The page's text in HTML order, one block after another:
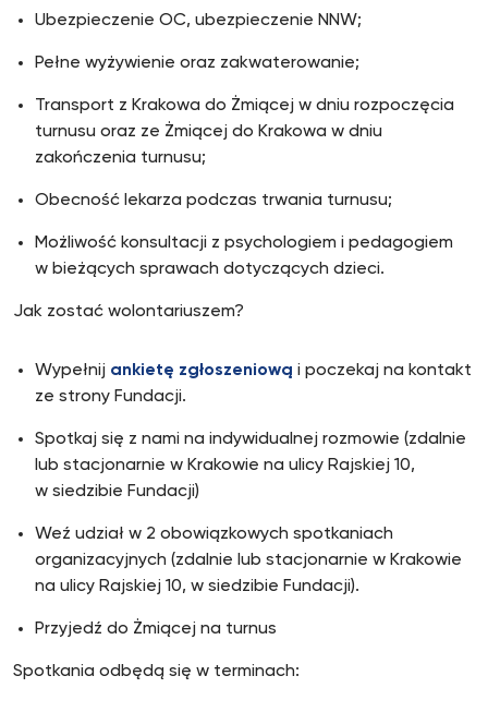
Ubezpieczenie OC, ubezpieczenie NNW;
Pełne wyżywienie oraz zakwaterowanie;
Transport z Krakowa do Żmiącej w dniu rozpoczęcia
turnusu oraz ze Żmiącej do Krakowa w dniu
zakończenia turnusu;
Obecność lekarza podczas trwania turnusu;
Możliwość konsultacji z psychologiem i pedagogiem
w bieżących sprawach dotyczących dzieci.
Jak zostać wolontariuszem?
Wypełnij ankietę zgłoszeniową i poczekaj na kontakt
ze strony Fundacji.
Spotkaj się z nami na indywidualnej rozmowie (zdalnie
lub stacjonarnie w Krakowie na ulicy Rajskiej 10,
w siedzibie Fundacji)
Weź udział w 2 obowiązkowych spotkaniach
organizacyjnych (zdalnie lub stacjonarnie w Krakowie
na ulicy Rajskiej 10, w siedzibie Fundacji).
Przyjedź do Żmiącej na turnus
Spotkania odbędą się w terminach: